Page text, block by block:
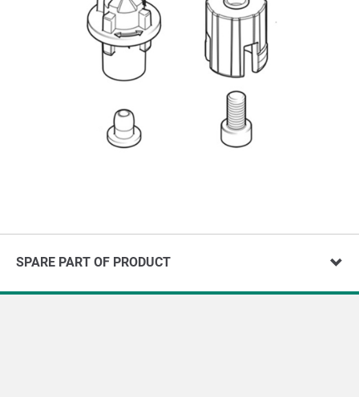
SPARE PART OF PRODUCT